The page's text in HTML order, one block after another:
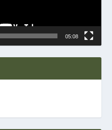
05:08